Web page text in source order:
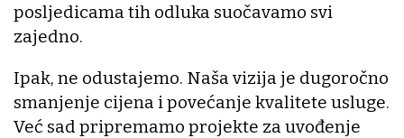
posljedicama tih odluka suočavamo svi
zajedno.
Ipak, ne odustajemo. Naša vizija je dugoročno
smanjenje cijena i povećanje kvalitete usluge.
Već sad pripremamo projekte za uvođenje